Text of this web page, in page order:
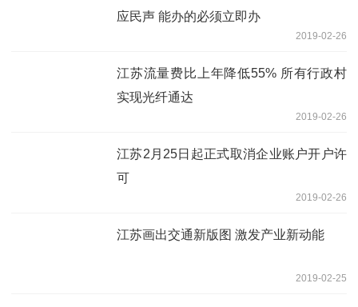
应民声 能办的必须立即办
2019-02-26
江苏流量费比上年降低55% 所有行政村
实现光纤通达
2019-02-26
江苏2月25日起正式取消企业账户开户许
可
2019-02-26
江苏画出交通新版图 激发产业新动能
2019-02-25